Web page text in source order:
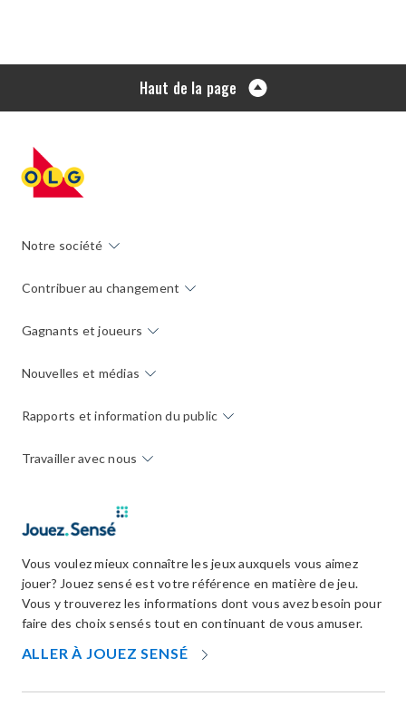
Haut de la page
Notre société
Contribuer au changement
Gagnants et joueurs
Nouvelles et médias
Rapports et information du public
Travailler avec nous
Vous voulez mieux connaître les jeux auxquels vous aimez
jouer? Jouez sensé est votre référence en matière de jeu.
Vous y trouverez les informations dont vous avez besoin pour
faire des choix sensés tout en continuant de vous amuser.
ALLER À JOUEZ SENSÉ
NEW